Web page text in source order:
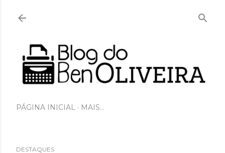
PÁGINA INICIAL MAIS…
DESTAQUES